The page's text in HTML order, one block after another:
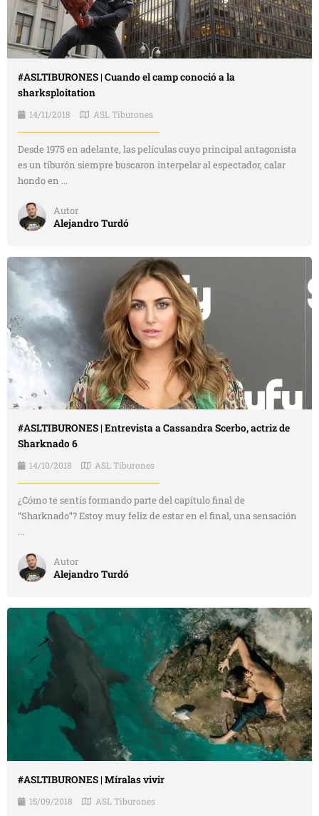
#ASLTIBURONES | Cuando el camp conoció a la
sharksploitation
14/11/2018 ASL Tiburones
Desde 1975 en adelante, las películas cuyo principal antagonista
es un tiburón siempre buscaron interpelar al espectador, calar
hondo en ...
Autor
Alejandro Turdó
#ASLTIBURONES | Entrevista a Cassandra Scerbo, actriz de
Sharknado 6
14/10/2018 ASL Tiburones
¿Cómo te sentís formando parte del capítulo final de
“Sharknado“? Estoy muy feliz de estar en el final, una sensación
...
Autor
Alejandro Turdó
#ASLTIBURONES | Míralas vivir
15/09/2018 ASL Tiburones